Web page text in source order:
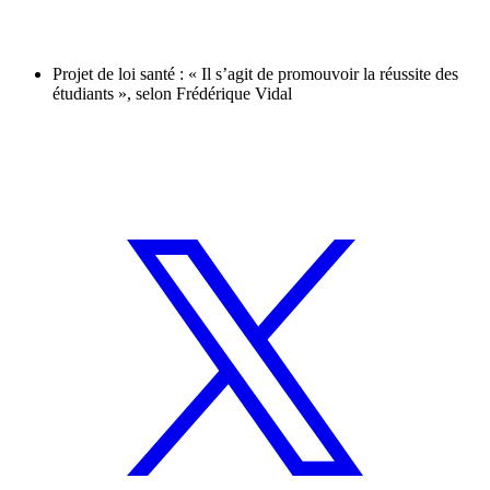
Projet de loi santé : « Il s’agit de promouvoir la réussite des
étudiants », selon Frédérique Vidal